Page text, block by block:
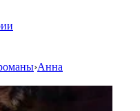
›Анна